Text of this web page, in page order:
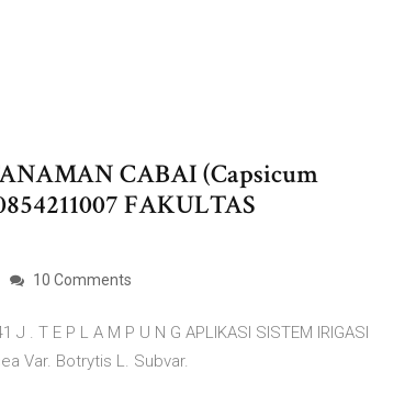
CABAI (Capsicum
FAKULTAS
10 Comments
. T E P L A M P U N G APLIKASI SISTEM IRIGASI
Var. Botrytis L. Subvar.